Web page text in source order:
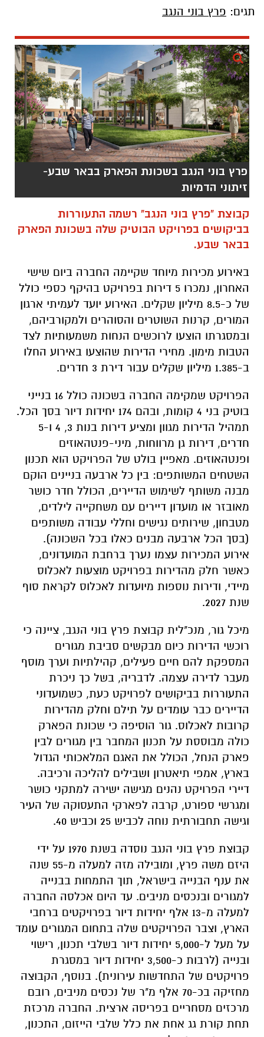
תגים: פרץ בוני הנגב
פרץ בוני הנגב בשכונת הפארק בבאר שבע-
זיתוני הדמיות
קבוצת "פרץ בוני הנגב" רשמה התעוררות
בביקושים בפרויקט הבוטיק שלה בשכונת הפארק
בבאר שבע.
באירוע מכירות מיוחד שקיימה החברה ביום שישי
האחרון, נמכרו 5 דירות בפרויקט בהיקף כספי כולל
של כ-8.5 מיליון שקלים. האירוע יועד לעמיתי ארגון
המורים, קרנות השוטרים והסוהרים ולמקורביהם,
ובמסגרתו הוצעו לרוכשים הנחות משמעותיות לצד
הטבות מימון. מחירי הדירות שהוצעו באירוע החלו
ב-1.385 מיליון שקלים עבור דירת 3 חדרים.
הפרויקט שמקימה החברה בשכונה כולל 16 בנייני
בוטיק בני 4 קומות, ובהם 174 יחידות דיור בסך הכל.
תמהיל הדירות מגוון ומציע דירות בנות 3, 4 ו-5
חדרים, דירות גן מרווחות, מיני-פנטהאוזים
ופנטהאוזים. מאפיין בולט של הפרויקט הוא תכנון
השטחים המשותפים: בין כל ארבעה בניינים הוקם
מבנה משותף לשימוש הדיירים, הכולל חדר כושר
מאובזר או מועדון דיירים עם משחקייה לילדים,
מטבחון, שירותים נגישים וחללי עבודה משותפים
(בסך הכל ארבעה מבנים כאלו בכל השכונה).
אירוע המכירות עצמו נערך ברחבת המועדונים,
כאשר חלק מהדירות בפרויקט מוצעות לאכלוס
מיידי, ודירות נוספות מיועדות לאכלוס לקראת סוף
שנת 2027.
מיכל גור, מנכ"לית קבוצת פרץ בוני הנגב, ציינה כי
רוכשי הדירות כיום מבקשים סביבת מגורים
המספקת להם חיים פעילים, קהילתיות וערך מוסף
מעבר לדירה עצמה. לדבריה, בשל כך ניכרת
התעוררות בביקושים לפרויקט כעת, כשמועדוני
הדיירים כבר עומדים על תילם וחלק מהדירות
קרובות לאכלוס. גור הוסיפה כי שכונת הפארק
כולה מבוססת על תכנון המחבר בין מגורים לבין
פארק הנחל, הכולל את האגם המלאכותי הגדול
בארץ, אמפי תיאטרון ושבילים להליכה ורכיבה.
דיירי הפרויקט נהנים מגישה ישירה למתקני כושר
ומגרשי ספורט, קרבה לפארקי התעסוקה של העיר
וגישה תחבורתית נוחה לכביש 25 וכביש 40.
קבוצת פרץ בוני הנגב נוסדה בשנת 1970 על ידי
היזם משה פרץ, ומובילה מזה למעלה מ-55 שנה
את ענף הבנייה בישראל, תוך התמחות בבנייה
למגורים ובנכסים מניבים. עד היום אכלסה החברה
למעלה מ-13 אלף יחידות דיור בפרויקטים ברחבי
הארץ, וצבר הפרויקטים שלה בתחום המגורים עומד
על מעל ל-5,000 יחידות דיור בשלבי תכנון, רישוי
ובנייה (לרבות כ-3,500 יחידות דיור במסגרת
פרויקטים של התחדשות עירונית). בנוסף, הקבוצה
מחזיקה בכ-70 אלף מ"ר של נכסים מניבים, רובם
מרכזים מסחריים בפריסה ארצית. החברה מרכזת
תחת קורת גג אחת את כלל שלבי הייזום, התכנון,